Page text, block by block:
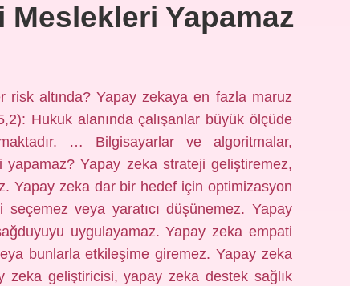
Meslekleri Yapamaz
risk altında? Yapay zekaya en fazla maruz
Hukuk alanında çalışanlar büyük ölçüde
… Bilgisayarlar ve algoritmalar,
Yapay zeka strateji geliştiremez,
Yapay zeka dar bir hedef için optimizasyon
veya yaratıcı düşünemez. Yapay
uygulayamaz. Yapay zeka empati
bunlarla etkileşime giremez. Yapay zeka
zeka geliştiricisi, yapay zeka destek sağlık